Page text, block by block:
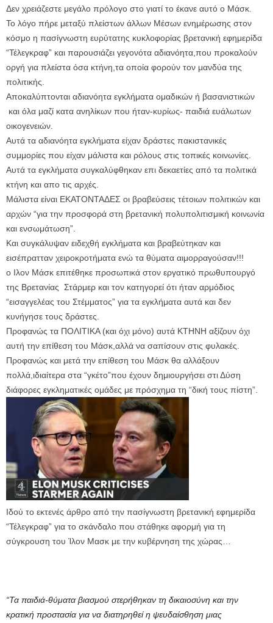
Δεν χρειάζεστε μεγάλο πρόλογο στο γιατί το έκανε αυτό ο Μάσκ.
Το λόγο πήρε μεταξύ πλείστων άλλων Μέσων ενημέρωσης στον
κόσμο η πασίγνωστη ευρύτατης κυκλοφορίας βρετανική εφημερίδα
“Τέλεγκραφ” και παρουσιάζει γεγονότα αδιανόητα,που προκαλούν
οργή για πλείστα όσα κτήνη,τα οποία φορούν τον μανδύα της
πολιτικής.
Αποκαλύπτονται αδιανόητα εγκλήματα ομαδικών ή βασανιστικών
και όλα μαζί κατα ανηλίκων που ήταν-κυρίως- παιδιά ευάλωτων
οικογενειών.
Αυτά τα αδιανόητα εγκλήματα είχαν δράστες πακιστανικές
συμμορίες που είχαν μάλιστα και ρόλους στις τοπικές κοινωνίες.
Αυτά τα εγκλήματα συγκαλύφθηκαν επι δεκαετίες από τα πολιτικά
κτήνη και απο τις αρχές.
Μάλιστα είναι ΕΚΑΤΟΝΤΑΔΕΣ οι βραβεύσεις τέτοιων πολιτικών και
αρχών “για την προσφορά στη βρετανική πολυπολιτισμική κοινωνία
και ενσωμάτωση”.
Και συγκάλυψαν ειδεχθή εγκλήματα και βραβεύτηκαν και
εισέπρατταν χειροκροτήματα ενώ τα θύματα αιμορραγούσαν!!!
ο Ιλον Μάσκ επιτέθηκε προσωπικά στον εργατικό πρωθυπουργό
της Βρετανίας Στάρμερ και τον κατηγορεί ότι ήταν αρμόδιος
“εισαγγελέας του Στέμματος” για τα εγκλήματα αυτά και δεν
κυνήγησε τους δράστες.
Προφανώς τα ΠΟΛΙΤΙΚΑ (και όχι μόνο) αυτά ΚΤΗΝΗ αξίζουν όχι
αυτή την επίθεση του Μάσκ,αλλά να σαπίσουν στις φυλακές.
Προφανώς και μετά την επίθεση του Μάσκ θα αλλάξουν
πολλά,ιδιαίτερα στα “γκέτο”που έχουν δημιουργήσει στι Δύση
διάφορες εγκληματικές ομάδες με πρόσχημα τη “δική τους πίστη”.
Ιδού το εκτενές άρθρο από την πασίγνωστη βρετανική εφημερίδα
“Τέλεγκραφ” για το σκάνδαλο που στάθηκε αφορμή για τη
σύγκρουση του Ίλον Μασκ με την κυβέρνηση της χώρας…
“Τα παιδιά-θύματα βιασμού στερήθηκαν τη δικαιοσύνη και την
κρατική προστασία για να διατηρηθεί η ψευδαίσθηση μιας